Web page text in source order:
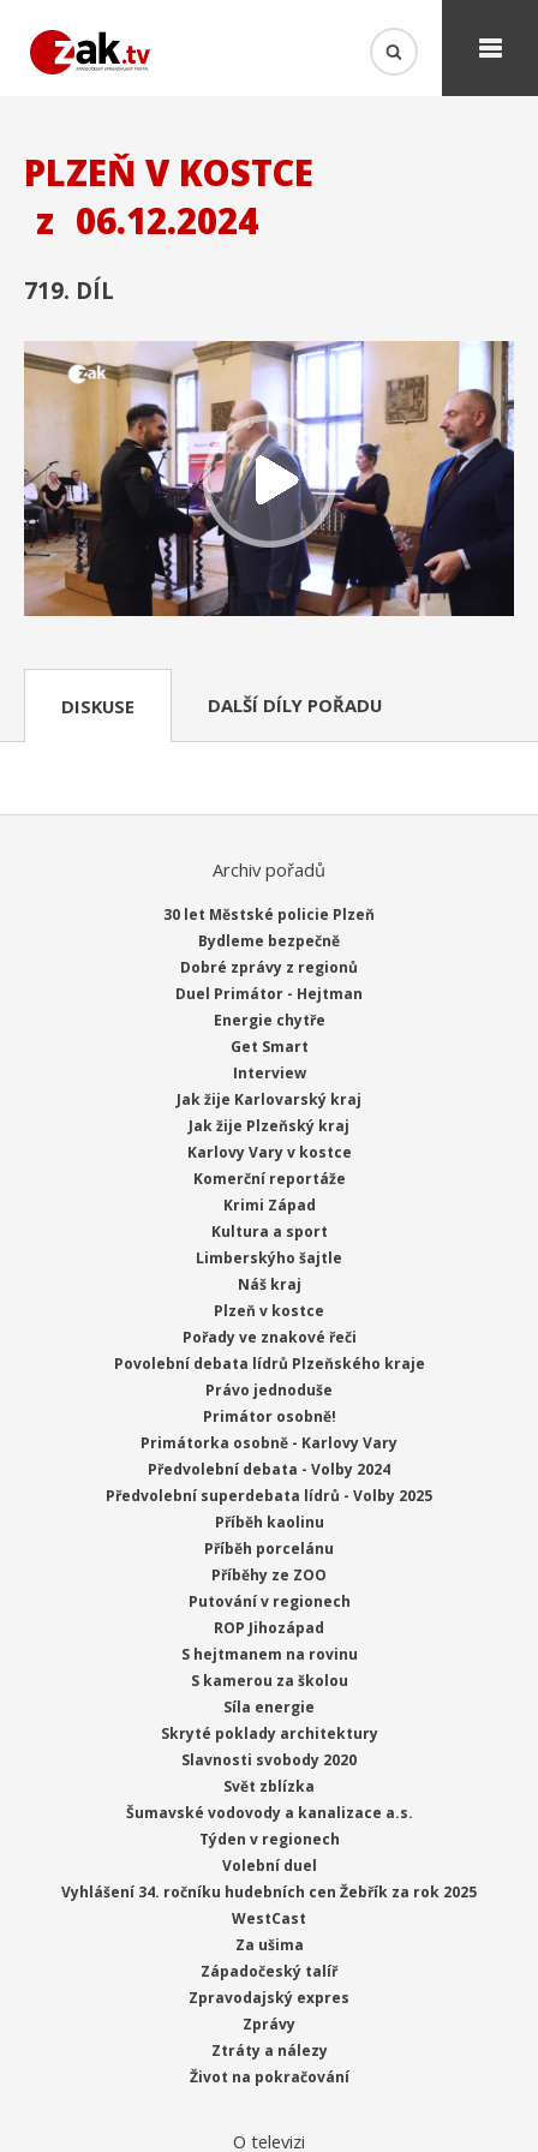
PLZEŇ V KOSTCE
z 06.12.2024
719. DÍL
DISKUSE DALŠÍ DÍLY POŘADU
Archiv pořadů
30 let Městské policie Plzeň
Bydleme bezpečně
Dobré zprávy z regionů
Duel Primátor - Hejtman
Energie chytře
Get Smart
Interview
Jak žije Karlovarský kraj
Jak žije Plzeňský kraj
Karlovy Vary v kostce
Komerční reportáže
Krimi Západ
Kultura a sport
Limberskýho šajtle
Náš kraj
Plzeň v kostce
Pořady ve znakové řeči
Povolební debata lídrů Plzeňského kraje
Právo jednoduše
Primátor osobně!
Primátorka osobně - Karlovy Vary
Předvolební debata - Volby 2024
Předvolební superdebata lídrů - Volby 2025
Příběh kaolinu
Příběh porcelánu
Příběhy ze ZOO
Putování v regionech
ROP Jihozápad
S hejtmanem na rovinu
S kamerou za školou
Síla energie
Skryté poklady architektury
Slavnosti svobody 2020
Svět zblízka
Šumavské vodovody a kanalizace a.s.
Týden v regionech
Volební duel
Vyhlášení 34. ročníku hudebních cen Žebřík za rok 2025
WestCast
Za ušima
Západočeský talíř
Zpravodajský expres
Zprávy
Ztráty a nálezy
Život na pokračování
O televizi